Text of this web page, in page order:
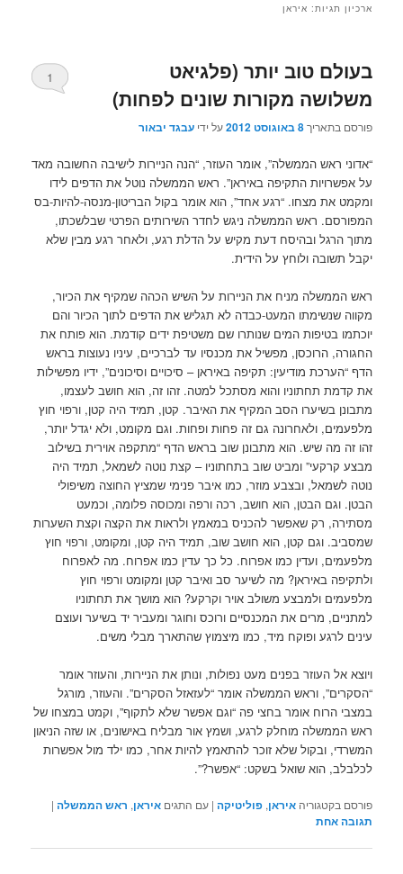
ארכיון תגיות: איראן
בעולם טוב יותר (פלגיאט
משלושה מקורות שונים לפחות)
פורסם בתאריך8 באוגוסט 2012 על ידיעבגד יבאור
1
“אדוני ראש הממשלה”, אומר העוזר, “הנה הניירות לישיבה החשובה מאד
על אפשרויות התקיפה באיראן”. ראש הממשלה נוטל את הדפים לידו
ומקמט את מצחו. “רגע אחד”, הוא אומר בקול הבריטון-מנסה-להיות-בס
המפורסם. ראש הממשלה ניגש לחדר השירותים הפרטי שבלשכתו,
מתוך הרגל ובהיסח דעת מקיש על הדלת רגע, ולאחר רגע מבין שלא
יקבל תשובה ולוחץ על הידית.
ראש הממשלה מניח את הניירות על השיש הכהה שמקיף את הכיור,
מקווה שנשימתו המעט-כבדה לא תגליש את הדפים לתוך הכיור והם
יוכתמו בטיפות המים שנותרו שם משטיפת ידים קודמת. הוא פותח את
החגורה, הרוכסן, מפשיל את מכנסיו עד לברכיים, עיניו נעוצות בראש
הדף “הערכת מודיעין: תקיפה באיראן – סיכויים וסיכונים”, ידיו מפשילות
את קדמת תחתוניו והוא מסתכל למטה. זהו זה, הוא חושב לעצמו,
מתבונן בשיערו הסב המקיף את האיבר. קטן, תמיד היה קטן, ורפוי חוץ
מלפעמים, ולאחרונה גם זה פחות ופחות. וגם מקומט, ולא יגדל יותר,
זהו זה מה שיש. הוא מתבונן שוב בראש הדף “מתקפה אוירית בשילוב
מבצע קרקעי” ומביט שוב בתחתוניו – קצת נוטה לשמאל, תמיד היה
נוטה לשמאל, ובצבע מוזר, כמו איבר פנימי שמציץ החוצה משיפולי
הבטן. וגם הבטן, הוא חושב, רכה ורפה ומכוסה פלומה, וכמעט
מסתירה, רק שאפשר להכניס במאמץ ולראות את הקצה וקצת השערות
שמסביב. וגם קטן, הוא חושב שוב, תמיד היה קטן, ומקומט, ורפוי חוץ
מלפעמים, ועדין כמו אפרוח. כל כך עדין כמו אפרוח. מה לאפרוח
ולתקיפה באיראן? מה לשיער סב ואיבר קטן ומקומט ורפוי חוץ
מלפעמים ולמבצע משולב אויר וקרקע? הוא מושך את תחתוניו
למתניים, מרים את המכנסיים ורוכס וחוגר ומעביר יד בשיער ועוצם
עינים לרגע ופוקח מיד, כמו מיצמוץ שהתארך מבלי משים.
ויוצא אל העוזר בפנים מעט נפולות, ונותן את הניירות, והעוזר אומר
“הסקרים”, וראש הממשלה אומר “לעזאזל הסקרים”. והעוזר, מורגל
במצבי הרוח אומר בחצי פה “וגם אפשר שלא לתקוף”, וקמט במצחו של
ראש הממשלה מוחלק לרגע, ושמץ אור מבליח באישונים, או שזה הניאון
המשרדי, ובקול שלא זוכר להתאמץ להיות אחר, כמו ילד מול אפשרות
לכלבלב, הוא שואל בשקט: “אפשר?”.
פורסם בקטגוריה איראן,פוליטיקה |עם התגים איראן, ראש הממשלה |
תגובהאחת